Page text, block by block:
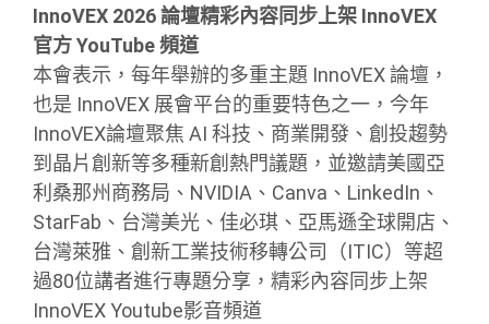
InnoVEX 2026 論壇精彩內容同步上架 InnoVEX
官方 YouTube 頻道
本會表示，每年舉辦的多重主題 InnoVEX 論壇，
也是 InnoVEX 展會平台的重要特色之一，今年
InnoVEX論壇聚焦 AI 科技、商業開發、創投趨勢
到晶片創新等多種新創熱門議題，並邀請美國亞
利桑那州商務局、NVIDIA、Canva、LinkedIn、
StarFab、台灣美光、佳必琪、亞馬遜全球開店、
台灣萊雅、創新工業技術移轉公司（ITIC）等超
過80位講者進行專題分享，精彩內容同步上架
InnoVEX Youtube影音頻道